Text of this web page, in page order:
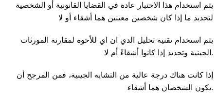
يتم استخدام هذا الاختبار عادة في القضايا القانونية أو الشخصية
لتحديد ما إذا كان شخصين معينين هما أشقاء أو لا
يتم استخدام تقنية تحليل الدي ان اي للأخوة لمقارنة المورثات
الجينية وتحديد إذا كانوا أشقاءً أم لا.
يكون الشخصان هما أشقاء.